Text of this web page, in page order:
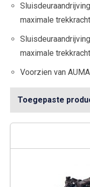
maximale
maximale
Voorzien van
Toegepaste